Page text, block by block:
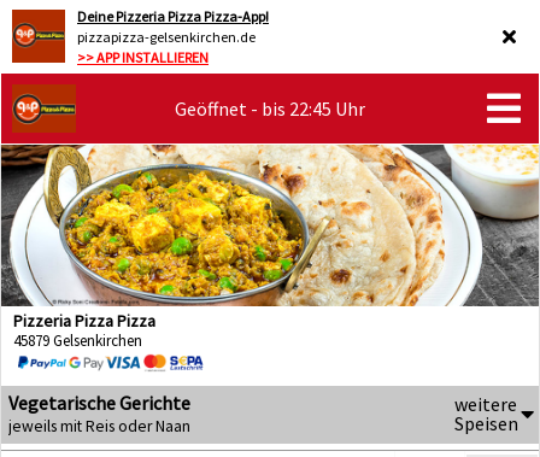
Deine Pizzeria Pizza Pizza-App!
pizzapizza-gelsenkirchen.de
>> APP INSTALLIEREN
Geöffnet - bis 22:45 Uhr
Pizzeria Pizza Pizza
45879 Gelsenkirchen
Vegetarische Gerichte
jeweils mit Reis oder Naan
weitere
Speisen